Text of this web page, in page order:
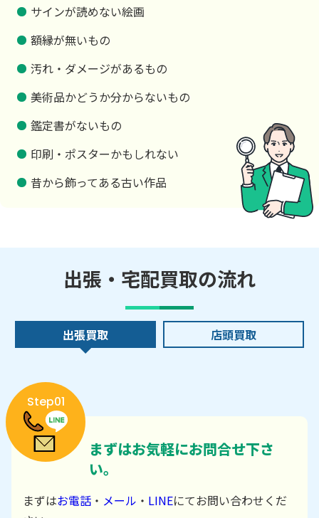
サインが読めない絵画
額縁が無いもの
汚れ・ダメージがあるもの
美術品かどうか分からないもの
鑑定書がないもの
印刷・ポスターかもしれない
昔から飾ってある古い作品
出張・宅配買取の流れ
出張買取 店頭買取
Step01
まずはお気軽にお問合せ下さ
い。
まずはお電話 ・ メール ・ LINEにてお問い合わせくだ